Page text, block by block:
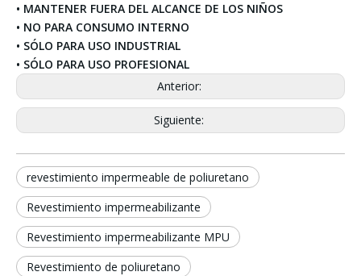
• MANTENER FUERA DEL ALCANCE DE LOS NIÑOS
• NO PARA CONSUMO INTERNO
• SÓLO PARA USO INDUSTRIAL
• SÓLO PARA USO PROFESIONAL
Anterior:
Siguiente:
revestimiento impermeable de poliuretano
Revestimiento impermeabilizante
Revestimiento impermeabilizante MPU
Revestimiento de poliuretano